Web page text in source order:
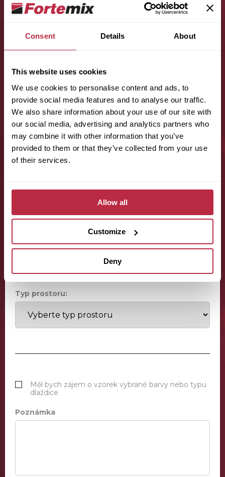
Consent Details About
This website uses cookies
We use cookies to personalise content and ads, to
provide social media features and to analyse our traffic.
We also share information about your use of our site with
our social media, advertising and analytics partners who
may combine it with other information that you’ve
provided to them or that they’ve collected from your use
of their services.
Allow all
Customize
Deny
Příjmení (povinné):
E-mail (povinné):
Odhadovaná plocha místnosti:
Typ prostoru:
Měl bych zájem o vzorek vybrané barvy nebo typu
dlaždice
Poznámka